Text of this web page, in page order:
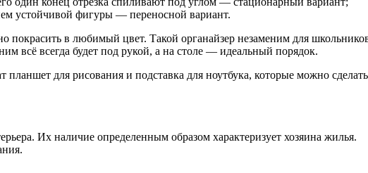
устойчивой фигуры — переносной вариант.
в любимый цвет. Такой органайзер незаменим для
всё всегда будет под рукой, а на столе — идеальный порядок.
для рисования и подставка для ноутбука, которые можно
Их наличие определенным образом характеризует хозяина жилья.